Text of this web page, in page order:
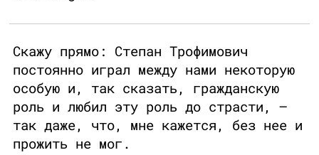
Скажу прямо: Степан Трофимович
постоянно играл между нами некоторую
особую и, так сказать, гражданскую
роль и любил эту роль до страсти, –
так даже, что, мне кажется, без нее и
прожить не мог.